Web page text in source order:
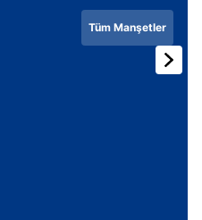
Tüm Manşetler